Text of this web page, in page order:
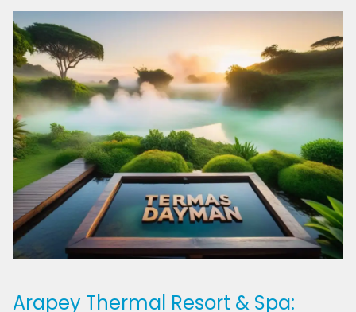
Arapey Thermal Resort & Spa: